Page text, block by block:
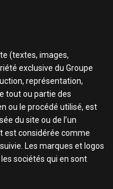
(textes, images,
exclusive du Groupe
représentation,
tout ou partie des
ou le procédé utilisé, est
du site ou de l’un
est considérée comme
Les marques et logos
sociétés qui en sont